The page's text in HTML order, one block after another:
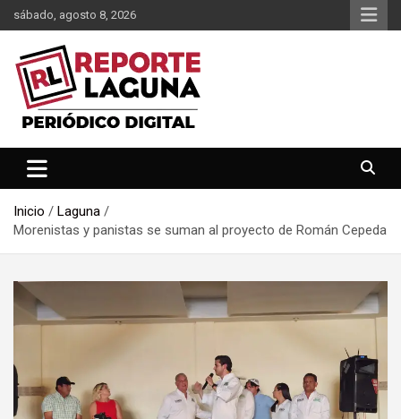
Saltar
al
contenido
sábado, agosto 8, 2026
Reporte Laguna
Inicio
Laguna
Morenistas y panistas se suman al proyecto de Román Cepeda